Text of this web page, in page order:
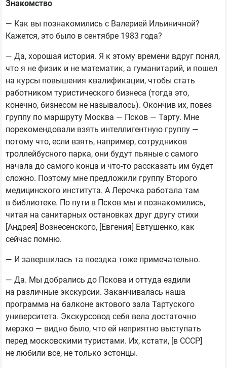
Знакомство
— Как вы познакомились с Валерией Ильиничной?
Кажется, это было в сентябре 1983 года?
— Да, хорошая история. Я к этому времени вдруг понял,
что я не физик и не математик, а гуманитарий, и пошел
на курсы повышения квалификации, чтобы стать
работником туристического бизнеса (тогда это,
конечно, бизнесом не называлось). Окончив их, повез
группу по маршруту Москва — Псков — Тарту. Мне
порекомендовали взять интеллигентную группу —
потому что, если взять, например, сотрудников
троллейбусного парка, они будут пьяные с самого
начала до самого конца и что-то рассказать им будет
сложно. Поэтому мне предложили группу Второго
медицинского института. А Лерочка работала там
в библиотеке. По пути в Псков мы и познакомились,
читая на санитарных остановках друг другу стихи
[Андрея] Вознесенского, [Евгения] Евтушенко, как
сейчас помню.
— И завершилась та поездка тоже примечательно.
— Да. Мы добрались до Пскова и оттуда ездили
на различные экскурсии. Заканчивалась наша
программа на балконе актового зала Тартуского
университета. Экскурсовод себя вела достаточно
мерзко — видно было, что ей неприятно выступать
перед московскими туристами. Их, кстати, [в СССР]
не любили все, не только эстонцы.